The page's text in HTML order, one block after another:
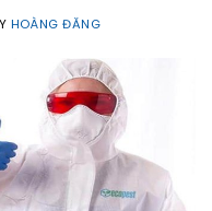
HOÀNG ĐĂNG